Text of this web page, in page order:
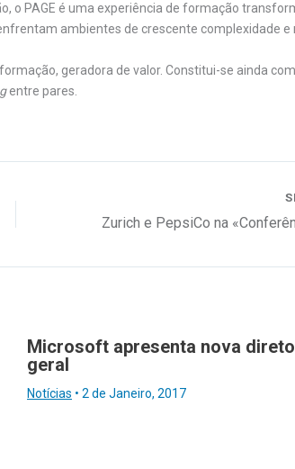
o PAGE é uma experiência de formação
ambientes de crescente complexidade e
geradora de valor. Constitui-se ainda
entre pares.
Microsoft apresenta nova
geral
Notícias • 2 de Janeiro, 2017